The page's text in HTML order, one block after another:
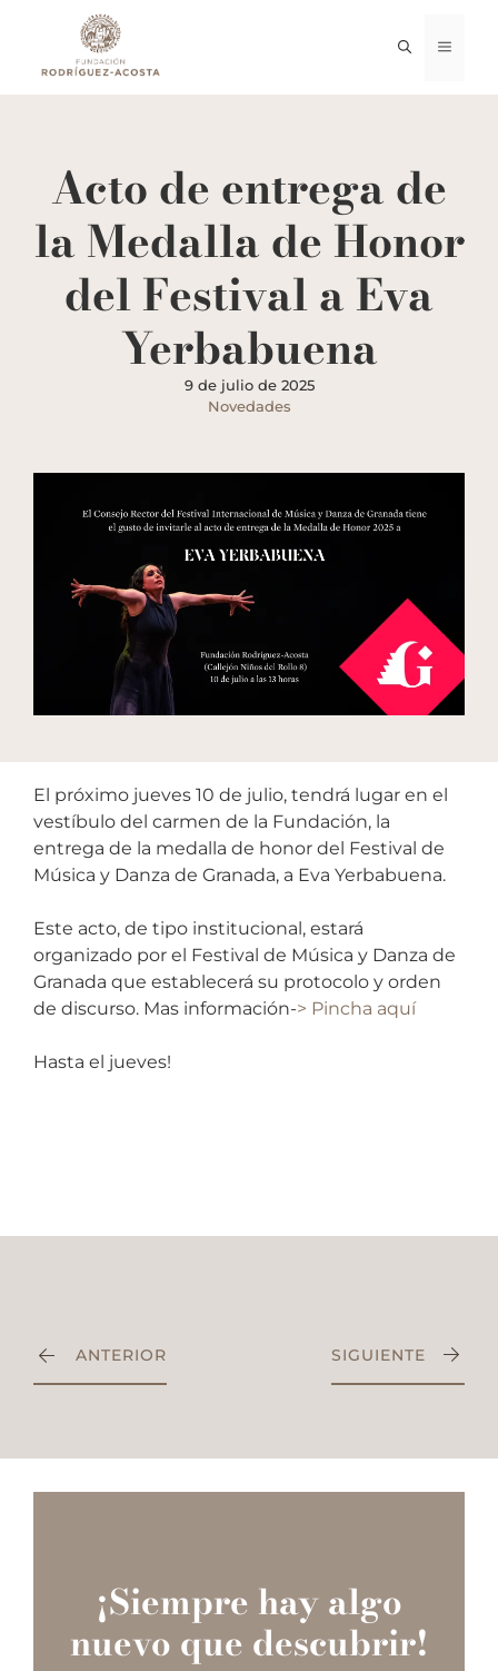
contenido
MENÚ
Acto de entrega de
la Medalla de Honor
del Festival a Eva
Yerbabuena
9 de julio de 2025
Novedades
El próximo jueves 10 de julio, tendrá lugar en el
vestíbulo del carmen de la Fundación, la
entrega de la medalla de honor del Festival de
Música y Danza de Granada, a Eva Yerbabuena.
Este acto, de tipo institucional, estará
organizado por el Festival de Música y Danza de
Granada que establecerá su protocolo y orden
de discurso. Mas información-> Pincha aquí
Hasta el jueves!
ANTERIOR SIGUIENTE
¡Siempre hay algo
nuevo que descubrir!